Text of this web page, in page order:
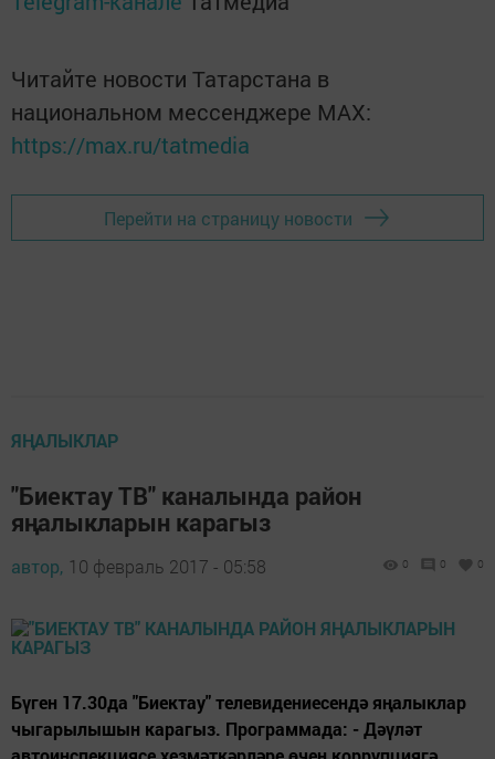
Читайте новости Татарстана в
национальном мессенджере MАХ:
https://max.ru/tatmedia
Перейти на страницу новости
ЯҢАЛЫКЛАР
"Биектау ТВ" каналында район
яңалыкларын карагыз
автор, 10 февраль 2017 - 05:58 0 0 0
Бүген 17.30да "Биектау" телевидениесендә яңалыклар
чыгарылышын карагыз. Программада: - Дәүләт